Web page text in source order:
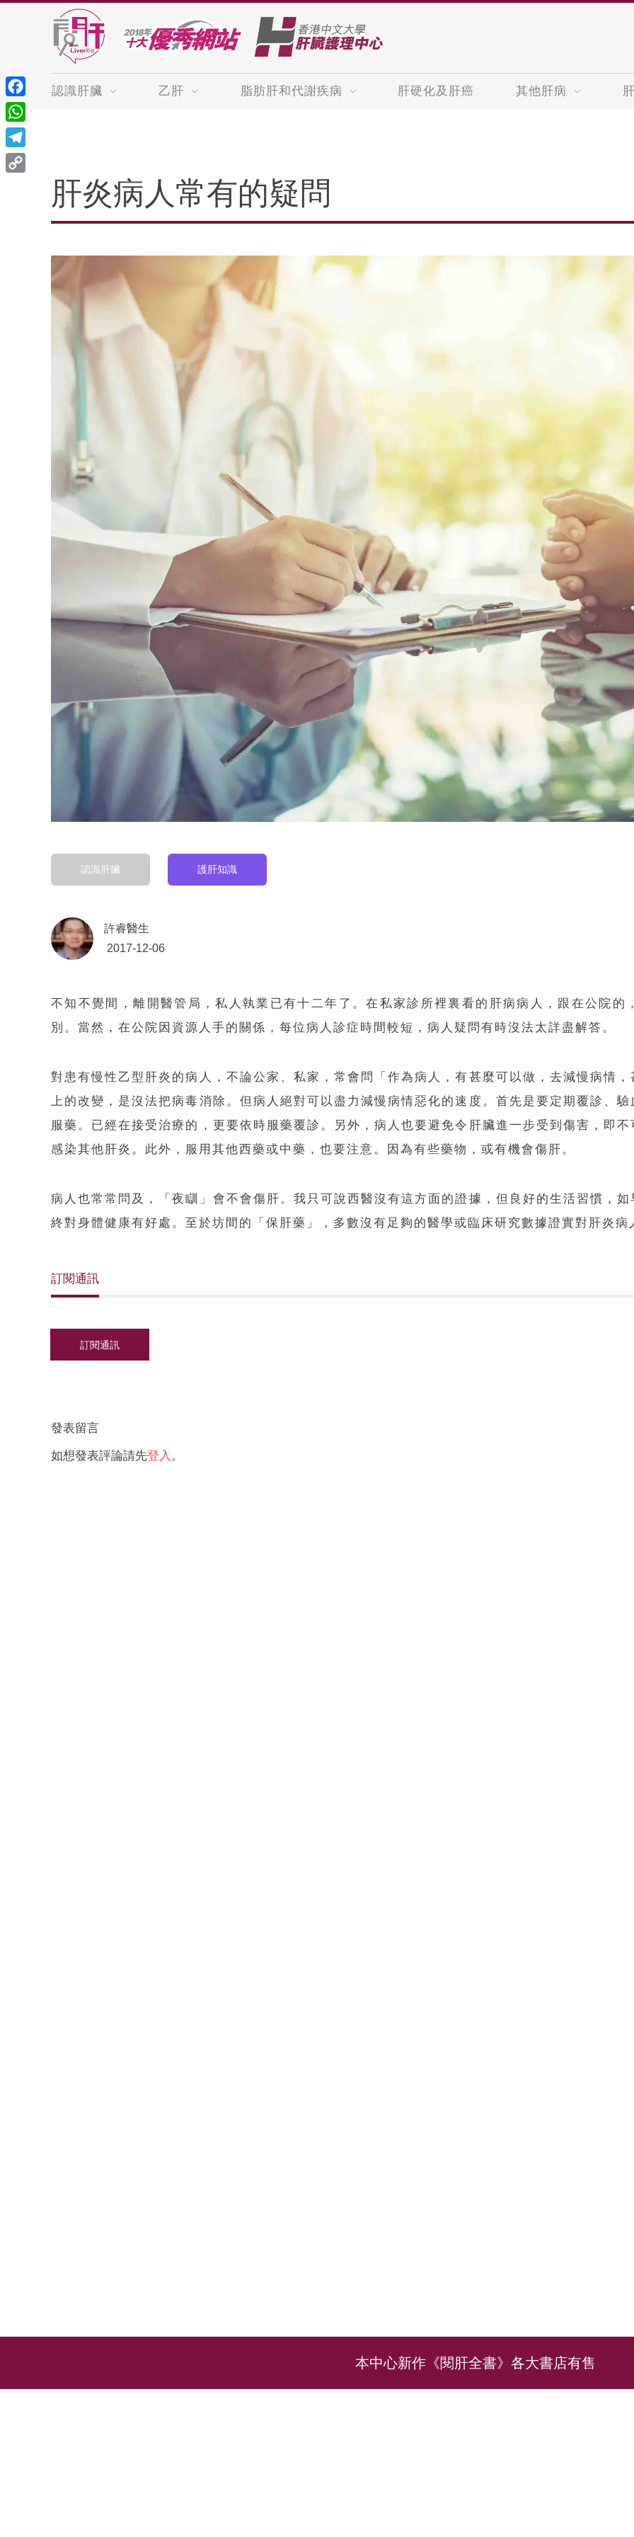
認識肝臟 乙肝 脂肪肝和代謝疾病 肝硬化及肝癌 其他肝病
肝炎病人常有的疑問
認識肝臟 護肝知識
許睿醫生
2017-12-06
不知不覺間，離開醫管局，私人執業已有十二年了。在私家診所裡裏看的肝病病人，跟在公院
別。當然，在公院因資源人手的關係，每位病人診症時間較短，病人疑問有時沒法太詳盡解答。
對患有慢性乙型肝炎的病人，不論公家、私家，常會問「作為病人，有甚麼可以做，去減慢病情
上的改變，是沒法把病毒消除。但病人絕對可以盡力減慢病情惡化的速度。首先是要定期覆診、
服藥。已經在接受治療的，更要依時服藥覆診。另外，病人也要避免令肝臟進一步受到傷害，即
感染其他肝炎。此外，服用其他西藥或中藥，也要注意。因為有些藥物，或有機會傷肝。
病人也常常問及，「夜瞓」會不會傷肝。我只可說西醫沒有這方面的證據，但良好的生活習慣，
終對身體健康有好處。至於坊間的「保肝藥」，多數沒有足夠的醫學或臨床研究數據證實對肝炎
訂閱通訊
發表留言
如想發表評論請先登入 。
Facebook
WhatsApp
Telegram
本中心新作《閱肝全書》各大書店有售